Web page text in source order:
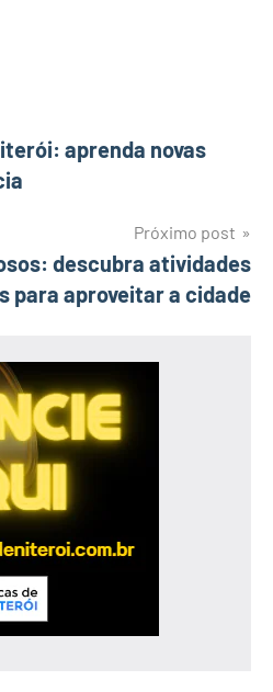
aprenda novas
Próximo post
descubra atividades
para aproveitar a cidade